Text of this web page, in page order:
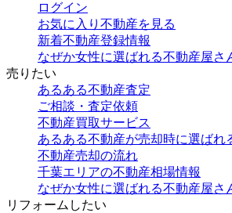
ログイン
お気に入り不動産を見る
新着不動産登録情報
なぜか女性に選ばれる不動産屋さ
売りたい
あるある不動産査定
ご相談・査定依頼
不動産買取サービス
あるある不動産が売却時に選ばれ
不動産売却の流れ
千葉エリアの不動産相場情報
なぜか女性に選ばれる不動産屋さ
リフォームしたい